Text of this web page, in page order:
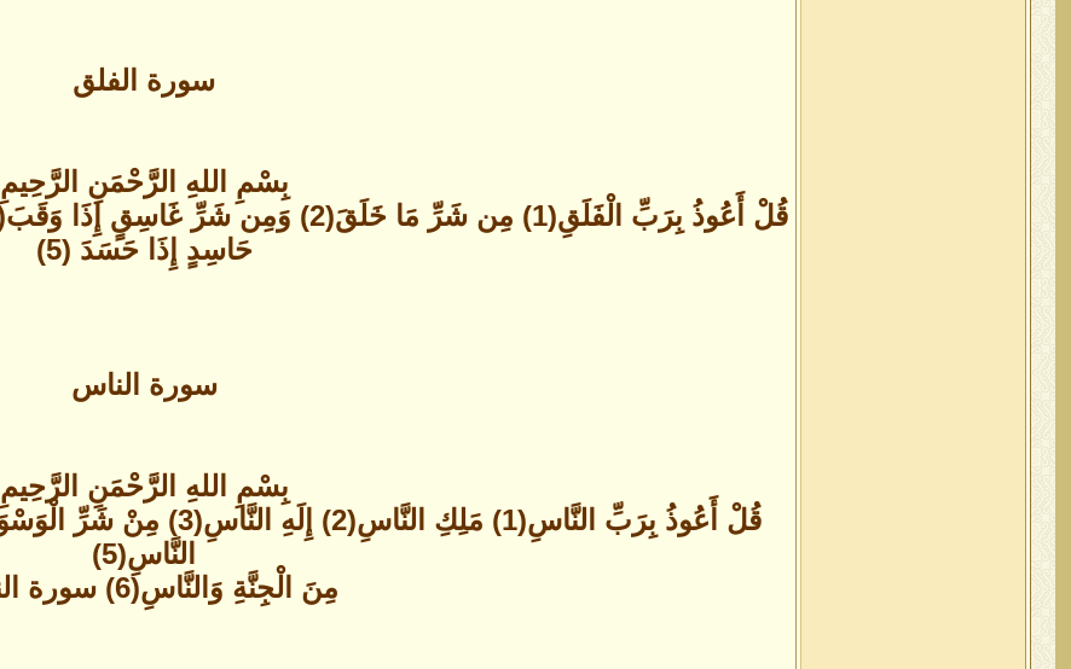
سورة الفلق
بِسْمِ اللهِ الرَّحْمَنِ الرَّحِيمِ
حَاسِدٍ إِذَا حَسَدَ (5)
سورة الناس
بِسْمِ اللهِ الرَّحْمَنِ الرَّحِيمِ
النَّاسِ(5)
مِنَ الْجِنَّةِ وَالنَّاسِ(6) سورة الناس